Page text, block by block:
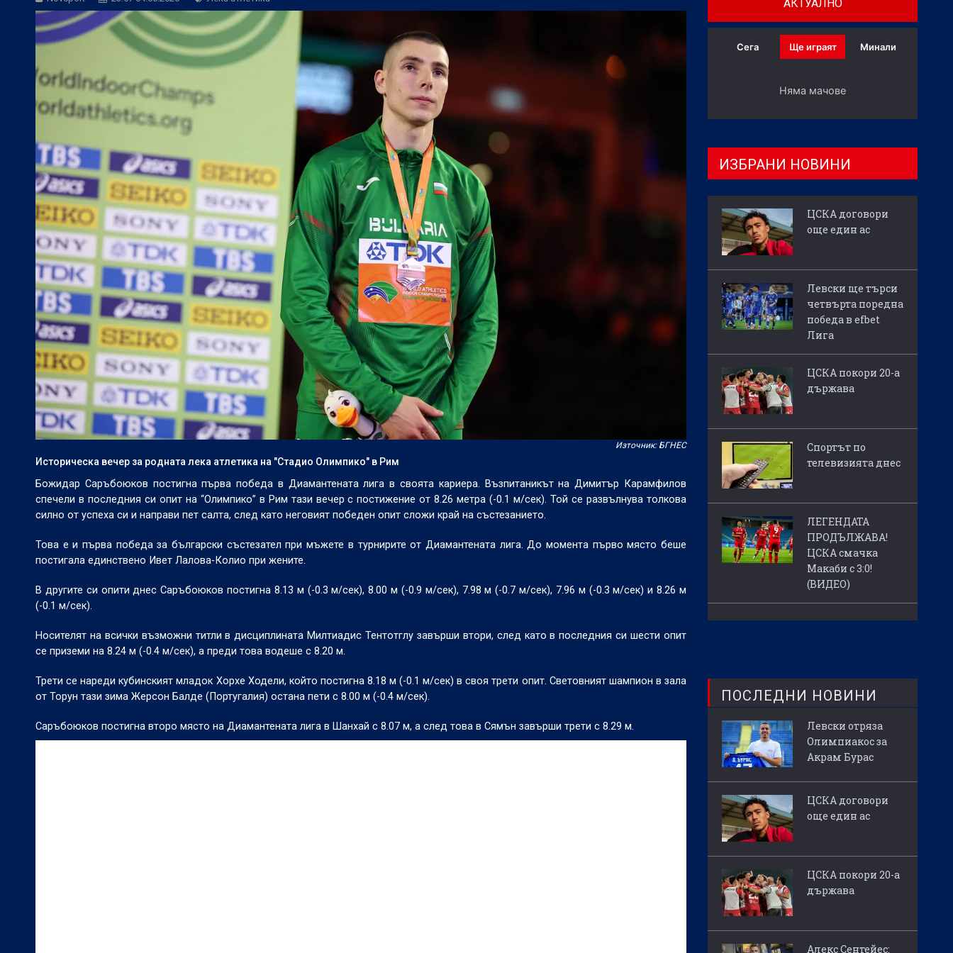
БГ Футбол:Левски ще търси четвърта поредна победа в efbet Лига
БГ Футбол: ЦСКА покори 20-а държава
Източник: БГНЕС
Историческа вечер за родната лека атлетика на "Стадио Олимпико" в Рим
Божидар Саръбоюков постигна първа победа в Диамантената лига в своята кариера. Възпитаникът на Димитър Карамфилов
спечели в последния си опит на “Олимпико” в Рим тази вечер с постижение от 8.26 метра (-0.1 м/сек). Той се развълнува толкова
силно от успеха си и направи пет салта, след като неговият победен опит сложи край на състезанието.
Това е и първа победа за български състезател при мъжете в турнирите от Диамантената лига. До момента първо място беше
постигала единствено Ивет Лалова-Колио при жените.
В другите си опити днес Саръбоюков постигна 8.13 м (-0.3 м/сек), 8.00 м (-0.9 м/сек), 7.98 м (-0.7 м/сек), 7.96 м (-0.3 м/сек) и 8.26 м
(-0.1 м/сек).
Носителят на всички възможни титли в дисциплината Милтиадис Тентотглу завърши втори, след като в последния си шести опит
се приземи на 8.24 м (-0.4 м/сек), а преди това водеше с 8.20 м.
Трети се нареди кубинският младок Хорхе Ходели, който постигна 8.18 м (-0.1 м/сек) в своя трети опит. Световният шампион в зала
от Торун тази зима Жерсон Балде (Португалия) остана пети с 8.00 м (-0.4 м/сек).
Саръбоюков постигна второ място на Диамантената лига в Шанхай с 8.07 м, а след това в Сямън завърши трети с 8.29 м.
АКТУАЛНО
Сега Ще играят Минали
Няма мачове
ИЗБРАНИ НОВИНИ
ЦСКА договори
още един ас
Левски ще търси
четвърта поредна
победа в efbet
Лига
ЦСКА покори 20-а
държава
Спортът по
телевизията днес
ЛЕГЕНДАТА
ПРОДЪЛЖАВА!
ЦСКА смачка
Макаби с 3:0!
(ВИДЕО)
ПОСЛЕДНИ НОВИНИ
Левски отряза
Олимпиакос за
Акрам Бурас
ЦСКА договори
още един ас
ЦСКА покори 20-а
държава
Алекс Сентейес: